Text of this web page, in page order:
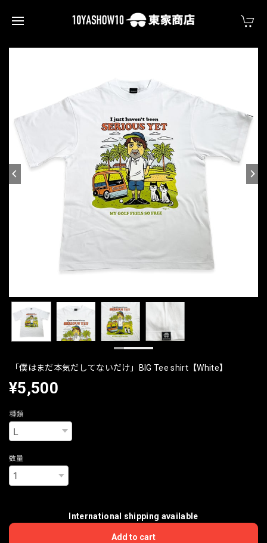
「僕はまだ本気だしてないだけ」BIG Tee shirt【White】
¥5,500
種類
数量
International shipping available
Add to cart